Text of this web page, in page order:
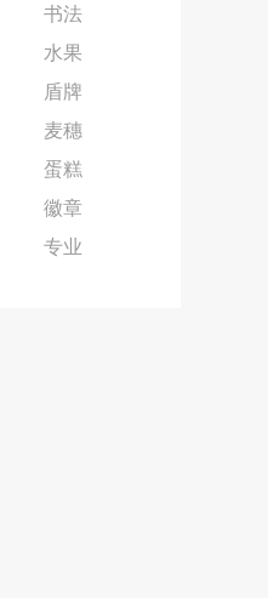
书法
水果
盾牌
麦穗
蛋糕
徽章
专业